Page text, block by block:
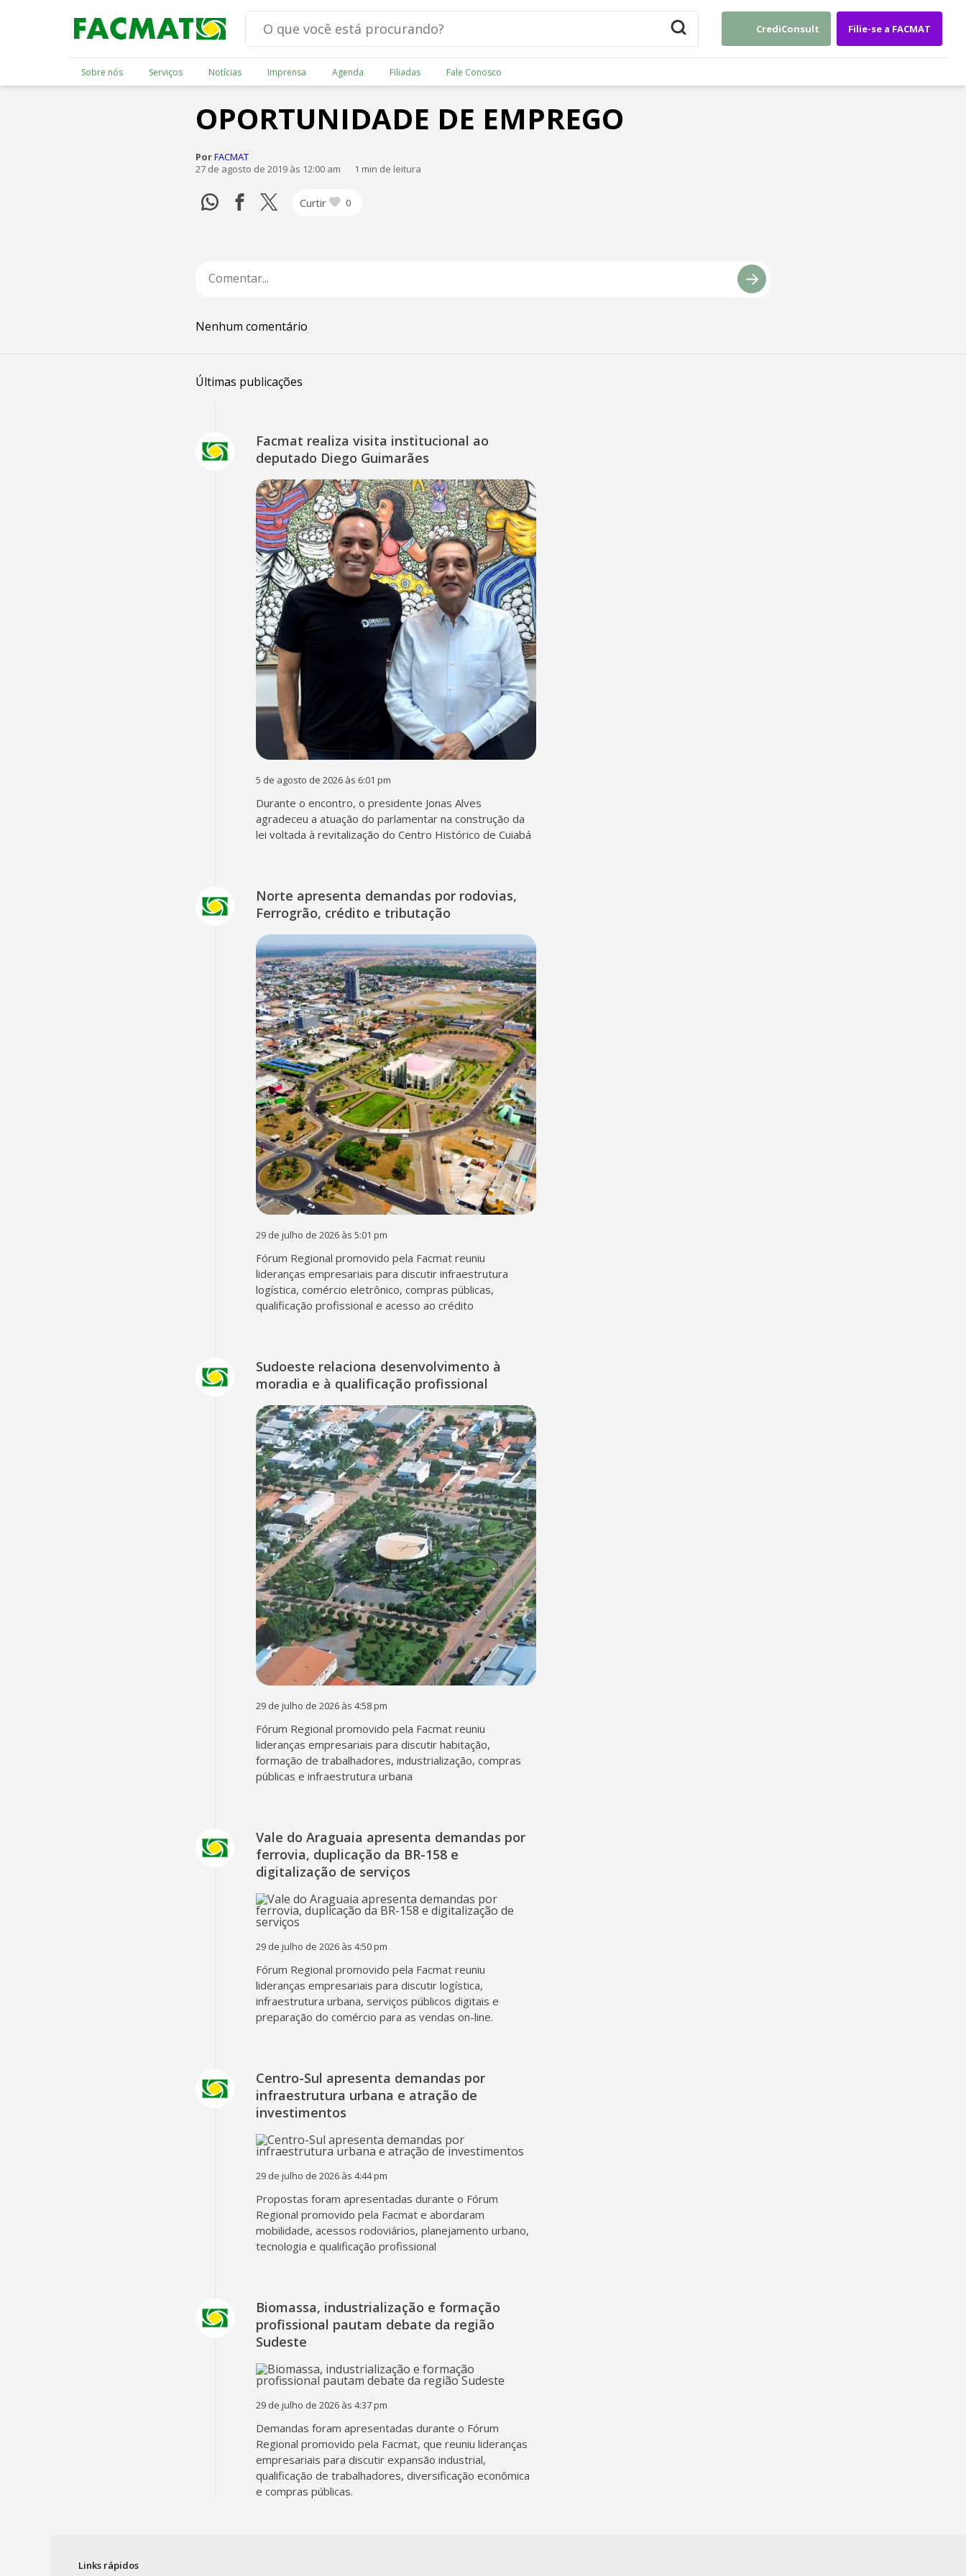
CrediConsult Filie-se a FACMAT
Sobre nós Serviços Notícias Imprensa Agenda Filiadas Fale Conosco
OPORTUNIDADE DE EMPREGO
PorFACMAT
27 de agosto de 2019 às 12:00 am
1 min de leitura
Curtir 0
Nenhum comentário
Últimas publicações
Facmat realiza visita institucional ao
deputado Diego Guimarães
5 de agosto de 2026 às 6:01 pm
Durante o encontro, o presidente Jonas Alves
agradeceu a atuação do parlamentar na construção da
lei voltada à revitalização do Centro Histórico de Cuiabá
Norte apresenta demandas por rodovias,
Ferrogrão, crédito e tributação
29 de julho de 2026 às 5:01 pm
Fórum Regional promovido pela Facmat reuniu
lideranças empresariais para discutir infraestrutura
logística, comércio eletrônico, compras públicas,
qualificação profissional e acesso ao crédito
Sudoeste relaciona desenvolvimento à
moradia e à qualificação profissional
29 de julho de 2026 às 4:58 pm
Fórum Regional promovido pela Facmat reuniu
lideranças empresariais para discutir habitação,
formação de trabalhadores, industrialização, compras
públicas e infraestrutura urbana
Vale do Araguaia apresenta demandas por
ferrovia, duplicação da BR-158 e
digitalização de serviços
29 de julho de 2026 às 4:50 pm
Fórum Regional promovido pela Facmat reuniu
lideranças empresariais para discutir logística,
infraestrutura urbana, serviços públicos digitais e
preparação do comércio para as vendas on-line.
Centro-Sul apresenta demandas por
infraestrutura urbana e atração de
investimentos
29 de julho de 2026 às 4:44 pm
Propostas foram apresentadas durante o Fórum
Regional promovido pela Facmat e abordaram
mobilidade, acessos rodoviários, planejamento urbano,
tecnologia e qualificação profissional
Biomassa, industrialização e formação
profissional pautam debate da região
Sudeste
29 de julho de 2026 às 4:37 pm
Demandas foram apresentadas durante o Fórum
Regional promovido pela Facmat, que reuniu lideranças
empresariais para discutir expansão industrial,
qualificação de trabalhadores, diversificação econômica
e compras públicas.
Links rápidos